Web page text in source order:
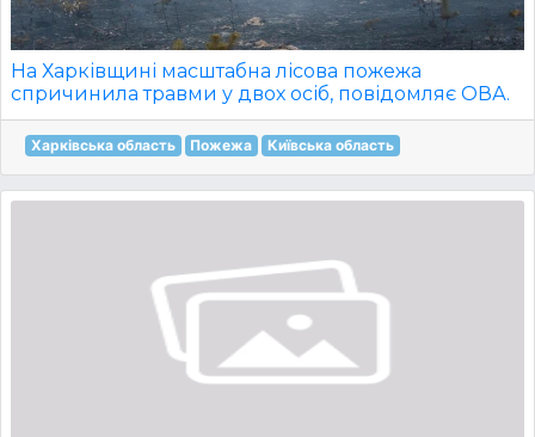
На Харківщині масштабна лісова пожежа
спричинила травми у двох осіб, повідомляє ОВА.
Харківська область Пожежа Київська область